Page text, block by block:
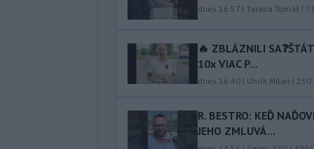
dnes 16:57 | Taraba Tomáš |
🔥 ZBLÁZNILI
10x VIAC P...
dnes 16:40 | Uhrík Milan | 250
R. BESTRO: KEĎ
JEHO ZMLUVÁ...